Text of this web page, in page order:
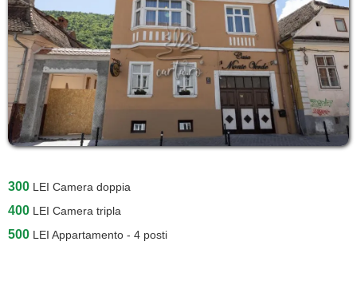
300 LEI Camera doppia
400 LEI Camera tripla
500 LEI Appartamento - 4 posti